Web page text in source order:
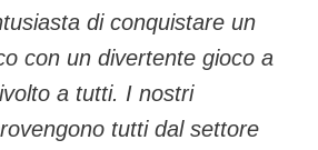
di conquistare un
con un divertente gioco a
a tutti. I nostri
tutti dal settore